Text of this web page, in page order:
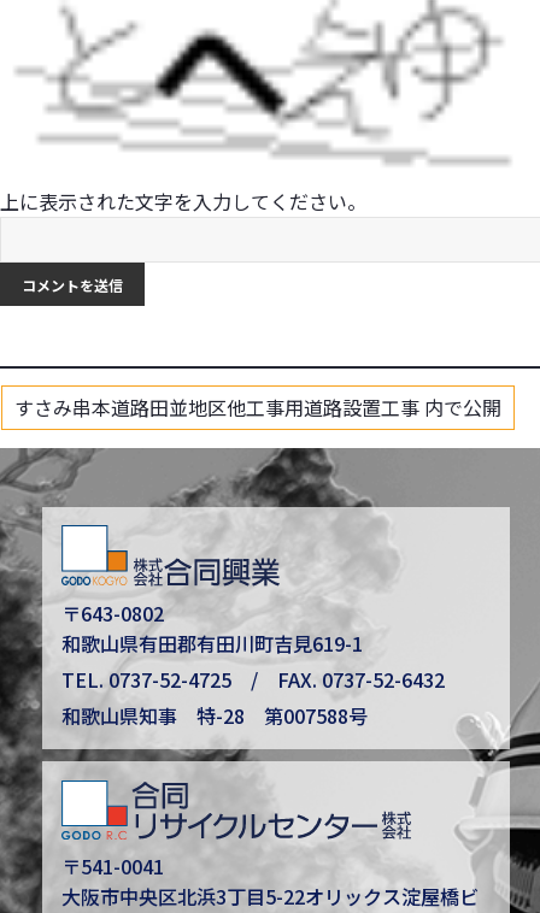
上に表示された文字を入力してください。
すさみ串本道路田並地区他工事用道路設置工事 内で公開
〒643-0802
和歌山県有田郡有田川町吉見619-1
TEL. 0737-52-4725/ FAX. 0737-52-6432
和歌山県知事 特-28 第007588号
〒541-0041
大阪市中央区北浜3丁目5-22オリックス淀屋橋ビ